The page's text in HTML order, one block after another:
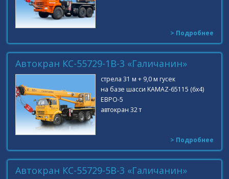
> Подробнее
Автокран КС-55729-1В-3 «Галичанин»
стрела 31 м + 9,0 м гусек
на базе шасси KAMAZ-65115 (6х4)
ЕВРО-5
автокран 32 т
> Подробнее
Автокран КС-55729-5В-3 «Галичанин»